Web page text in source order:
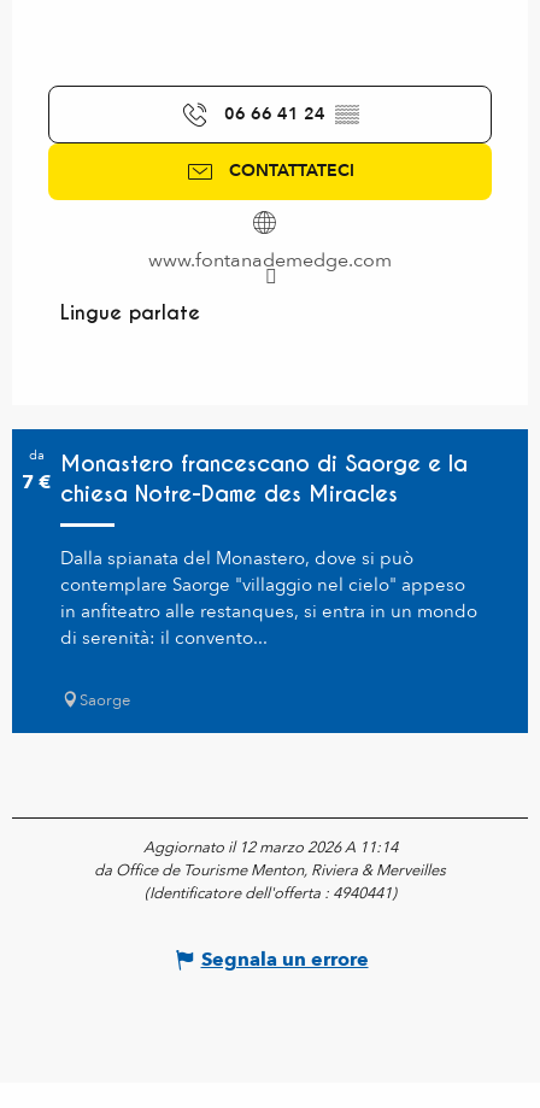
06 66 41 24 ▒▒
CONTATTATECI
www.fontanademedge.com
Lingue parlate
Lingue parlate
da
7€
Monastero francescano di Saorge e la
chiesa Notre-Dame des Miracles
Dalla spianata del Monastero, dove si può
contemplare Saorge "villaggio nel cielo" appeso
in anfiteatro alle restanques, si entra in un mondo
di serenità: il convento...
Saorge
Aggiornato il 12 marzo 2026 A 11:14
da Office de Tourisme Menton, Riviera & Merveilles
(Identificatore dell'offerta : 4940441)
Segnala un errore